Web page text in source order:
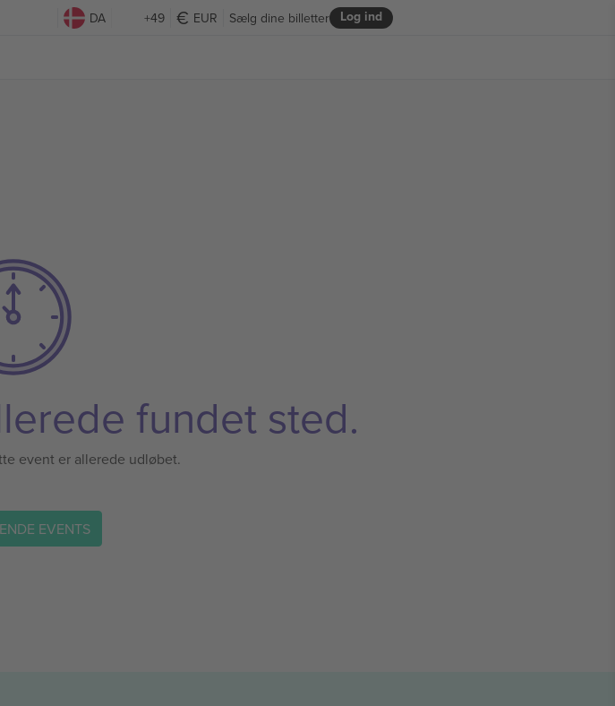
DA +49 EUR Log ind
Sælg dine billetter
fundet sted.
event er allerede udløbet.
EVENTS